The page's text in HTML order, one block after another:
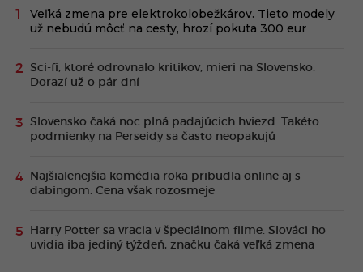
Veľká zmena pre elektrokolobežkárov. Tieto modely
už nebudú môcť na cesty, hrozí pokuta 300 eur
Sci-fi, ktoré odrovnalo kritikov, mieri na Slovensko.
Dorazí už o pár dní
Slovensko čaká noc plná padajúcich hviezd. Takéto
podmienky na Perseidy sa často neopakujú
Najšialenejšia komédia roka pribudla online aj s
dabingom. Cena však rozosmeje
Harry Potter sa vracia v špeciálnom filme. Slováci ho
uvidia iba jediný týždeň, značku čaká veľká zmena